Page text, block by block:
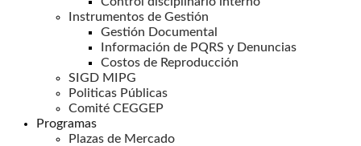
Instrumentos de Gestión
Gestión Documental
Información de PQRS y Denuncias
Costos de Reproducción
SIGD MIPG
Politicas Públicas
Comité CEGGEP
Programas
Plazas de Mercado